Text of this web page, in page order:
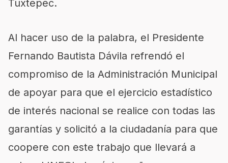
Tuxtepec.
Al hacer uso de la palabra, el Presidente
Fernando Bautista Dávila refrendó el
compromiso de la Administración Municipal
de apoyar para que el ejercicio estadístico
de interés nacional se realice con todas las
garantías y solicitó a la ciudadanía para que
coopere con este trabajo que llevará a